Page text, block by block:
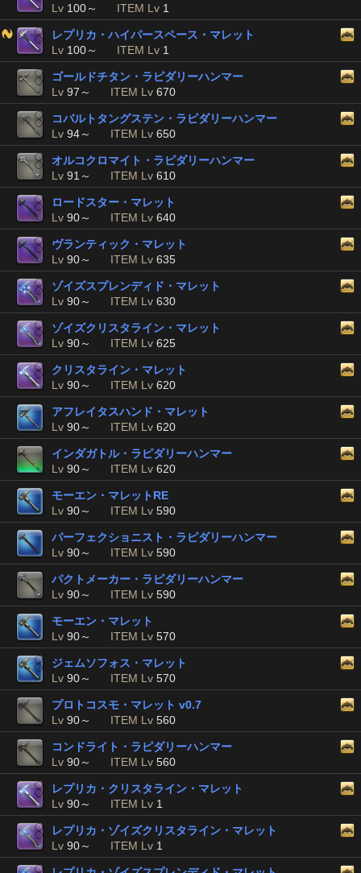
Lv 100～ ITEM Lv 1
レプリカ・ハイパースペース・マレット
Lv 100～ ITEM Lv 1
ゴールドチタン・ラピダリーハンマー
Lv 97～ ITEM Lv 670
コバルトタングステン・ラピダリーハンマー
Lv 94～ ITEM Lv 650
オルコクロマイト・ラピダリーハンマー
Lv 91～ ITEM Lv 610
ロードスター・マレット
Lv 90～ ITEM Lv 640
ヴランティック・マレット
Lv 90～ ITEM Lv 635
ゾイズスプレンディド・マレット
Lv 90～ ITEM Lv 630
ゾイズクリスタライン・マレット
Lv 90～ ITEM Lv 625
クリスタライン・マレット
Lv 90～ ITEM Lv 620
アフレイタスハンド・マレット
Lv 90～ ITEM Lv 620
インダガトル・ラピダリーハンマー
Lv 90～ ITEM Lv 620
モーエン・マレットRE
Lv 90～ ITEM Lv 590
パーフェクショニスト・ラピダリーハンマー
Lv 90～ ITEM Lv 590
パクトメーカー・ラピダリーハンマー
Lv 90～ ITEM Lv 590
モーエン・マレット
Lv 90～ ITEM Lv 570
ジェムソフォス・マレット
Lv 90～ ITEM Lv 570
プロトコスモ・マレット v0.7
Lv 90～ ITEM Lv 560
コンドライト・ラピダリーハンマー
Lv 90～ ITEM Lv 560
レプリカ・クリスタライン・マレット
Lv 90～ ITEM Lv 1
レプリカ・ゾイズクリスタライン・マレット
Lv 90～ ITEM Lv 1